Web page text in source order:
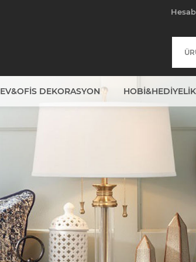
EV&OFIS DEKORASYON